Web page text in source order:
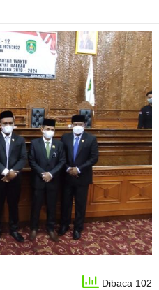
Dibaca 102